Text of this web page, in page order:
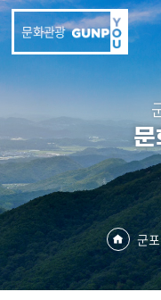
문화관광
문
군